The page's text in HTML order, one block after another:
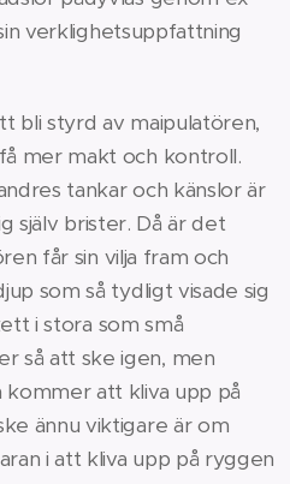
verklighetsuppfattning
bli styrd av maipulatören,
mer makt och kontroll.
tankar och känslor är
själv brister. Då är det
får sin vilja fram och
som så tydligt visade sig
i stora som små
så att ske igen, men
kommer att kliva upp på
ännu viktigare är om
i att kliva upp på ryggen